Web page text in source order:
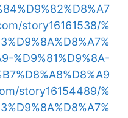
story16161538/%
%D9%81%D9%8A-
story16154489/%